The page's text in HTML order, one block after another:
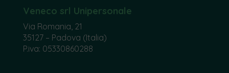
Veneco srl Unipersonale
Via Romania, 21
35127 – Padova (Italia)
P.iva: 05330860288